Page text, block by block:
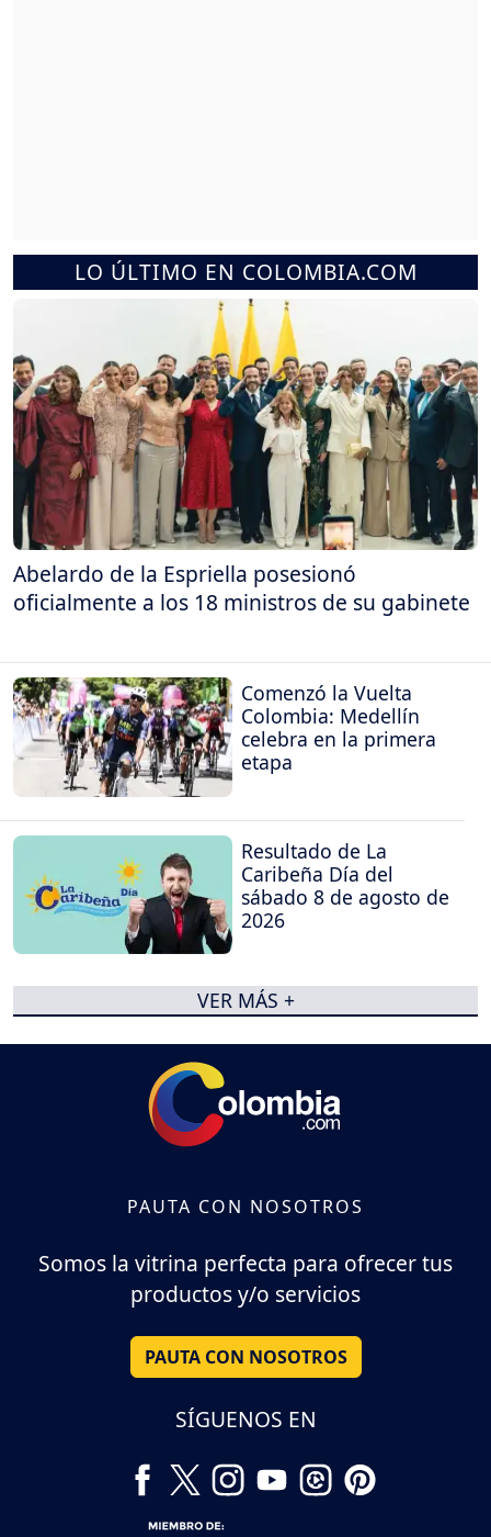
LO ÚLTIMO EN COLOMBIA.COM
Abelardo de la Espriella posesionó
oficialmente a los 18 ministros de su gabinete
Comenzó la Vuelta
Colombia: Medellín
celebra en la primera
etapa
Resultado de La
Caribeña Día del
sábado 8 de agosto de
2026
VER MÁS +
PAUTA CON NOSOTROS
Somos la vitrina perfecta para ofrecer tus
productos y/o servicios
PAUTA CON NOSOTROS
SÍGUENOS EN